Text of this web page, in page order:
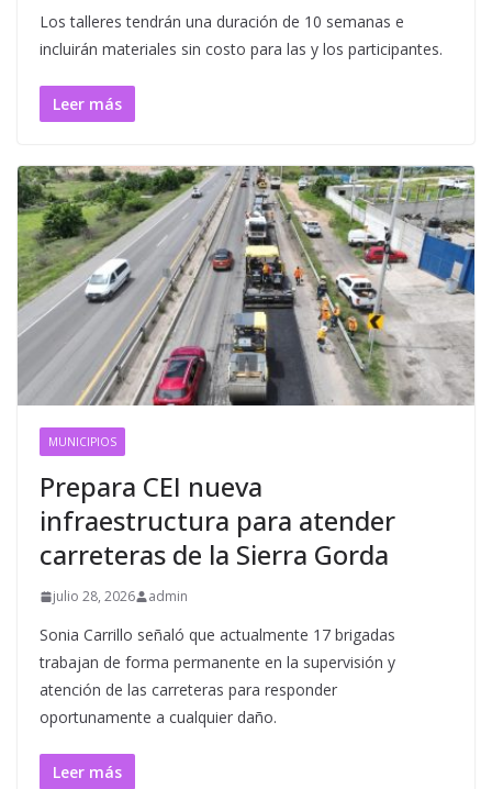
Los talleres tendrán una duración de 10 semanas e
incluirán materiales sin costo para las y los participantes.
Leer más
MUNICIPIOS
Prepara CEI nueva
infraestructura para atender
carreteras de la Sierra Gorda
julio 28, 2026 admin
Sonia Carrillo señaló que actualmente 17 brigadas
trabajan de forma permanente en la supervisión y
atención de las carreteras para responder
oportunamente a cualquier daño.
Leer más